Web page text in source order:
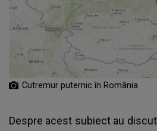
Cutremur puternic în România
Despre acest subiect au